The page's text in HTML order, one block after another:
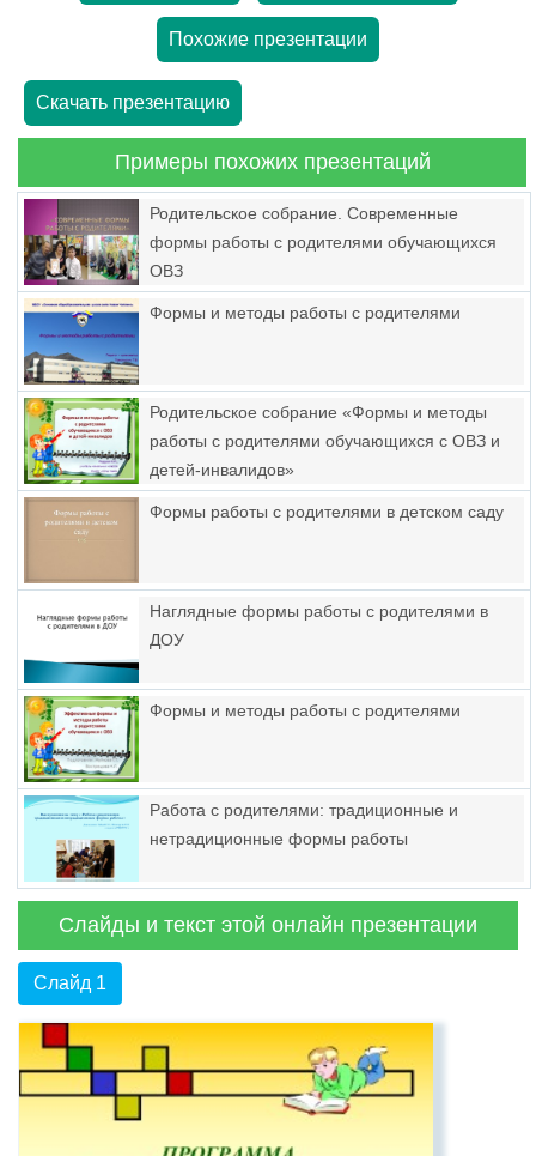
Похожие презентации
Скачать презентацию
Примеры похожих презентаций
Родительское собрание. Современные
формы работы с родителями обучающихся
ОВЗ
Формы и методы работы с родителями
Родительское собрание «Формы и методы
работы с родителями обучающихся с ОВЗ и
детей-инвалидов»
Формы работы с родителями в детском саду
Наглядные формы работы с родителями в
ДОУ
Формы и методы работы с родителями
Работа с родителями: традиционные и
нетрадиционные формы работы
Слайды и текст этой онлайн презентации
Слайд 1